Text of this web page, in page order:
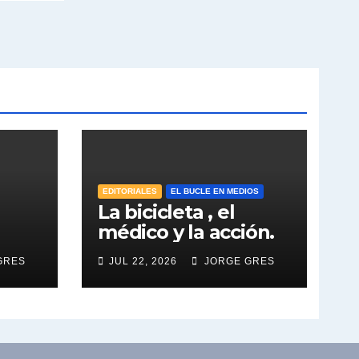
EDITORIALES EL BUCLE EN MEDIOS
La bicicleta , el
médico y la acción.
JUL 22, 2026 JORGE GRES